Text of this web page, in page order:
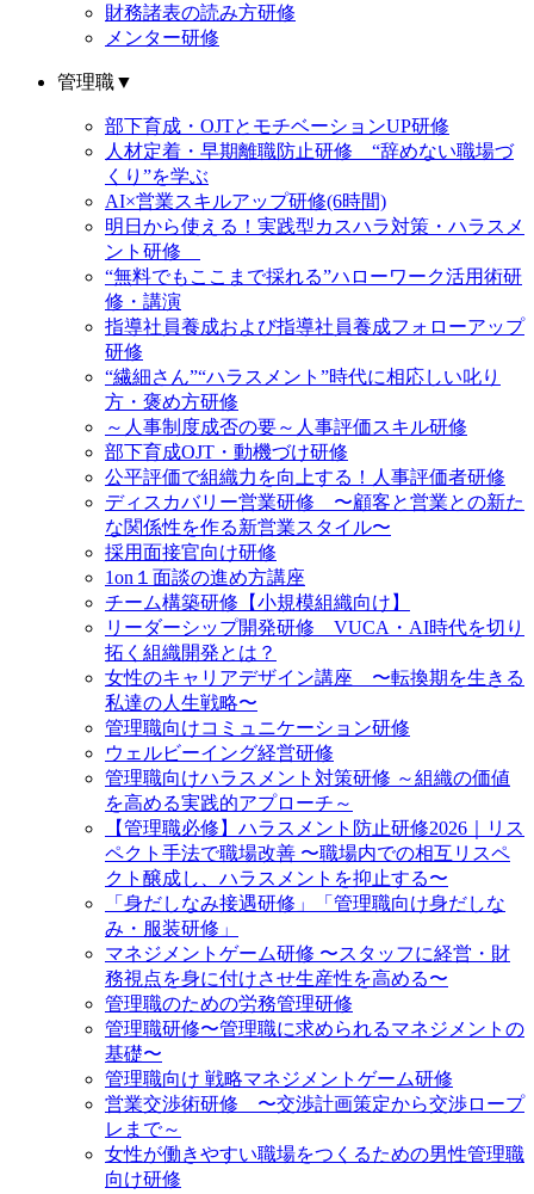
財務諸表の読み方研修
メンター研修
管理職▼
部下育成・OJTとモチベーションUP研修
人材定着・早期離職防止研修 “辞めない職場づ
くり”を学ぶ
AI×営業スキルアップ研修(6時間)
明日から使える！実践型カスハラ対策・ハラスメ
ント研修
“無料でもここまで採れる”ハローワーク活用術研
修・講演
指導社員養成および指導社員養成フォローアップ
研修
“繊細さん”“ハラスメント”時代に相応しい叱り
方・褒め方研修
～人事制度成否の要～人事評価スキル研修
部下育成OJT・動機づけ研修
公平評価で組織力を向上する！人事評価者研修
ディスカバリー営業研修 〜顧客と営業との新た
な関係性を作る新営業スタイル〜
採用面接官向け研修
1on１面談の進め方講座
チーム構築研修【小規模組織向け】
リーダーシップ開発研修 VUCA・AI時代を切り
拓く組織開発とは？
女性のキャリアデザイン講座 〜転換期を生きる
私達の人生戦略〜
管理職向けコミュニケーション研修
ウェルビーイング経営研修
管理職向けハラスメント対策研修 ～組織の価値
を高める実践的アプローチ～
【管理職必修】ハラスメント防止研修2026｜リス
ペクト手法で職場改善 〜職場内での相互リスペ
クト醸成し、ハラスメントを抑止する〜
「身だしなみ接遇研修」「管理職向け身だしな
み・服装研修」
マネジメントゲーム研修 〜スタッフに経営・財
務視点を身に付けさせ生産性を高める〜
管理職のための労務管理研修
管理職研修〜管理職に求められるマネジメントの
基礎〜
管理職向け 戦略マネジメントゲーム研修
営業交渉術研修 〜交渉計画策定から交渉ロープ
レまで～
女性が働きやすい職場をつくるための男性管理職
向け研修